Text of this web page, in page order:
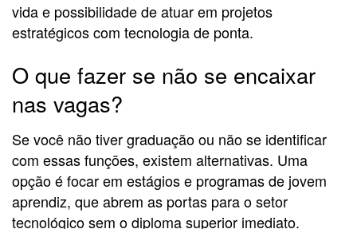
vida e possibilidade de atuar em projetos
estratégicos com tecnologia de ponta.
O que fazer se não se encaixar
nas vagas?
Se você não tiver graduação ou não se identificar
com essas funções, existem alternativas. Uma
opção é focar em estágios e programas de jovem
aprendiz, que abrem as portas para o setor
tecnológico sem o diploma superior imediato.